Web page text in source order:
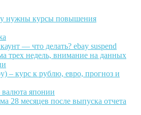
нужны курсы повышения
— что делать? ebay suspend
трех недель, внимание на данных
– курс к рублю, евро, прогноз и
японии
28 месяцев после выпуска отчета